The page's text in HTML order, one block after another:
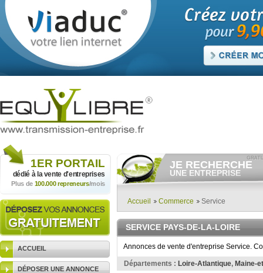
1ER PORTAIL
dédié à la vente d'entreprises
Plus de 100.000 repreneurs/mois
ACCUEIL
DÉPOSER UNE ANNONCE
JE RECHERCHE
UNE ENTREPRISE
Consulter gratuitementles
vendre.
Et/ou déposergratuitement
votre recherche d'entreprise.
RECHERCHER UNE
ANNONCE
Accueil Commerce Service
SERVICE PAYS-DE-LA-LOIRE
Annonces de vente d'entreprise Service.
Départements : Loire-Atlantique, Maine-